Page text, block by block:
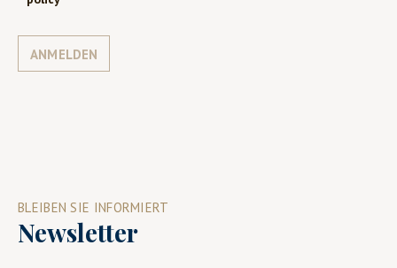
ANMELDEN
BLEIBEN SIE INFORMIERT
Newsletter